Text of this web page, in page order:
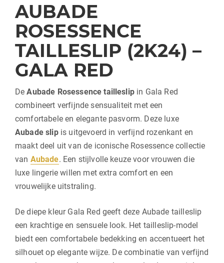
AUBADE
ROSESSENCE
TAILLESLIP (2K24) –
GALA RED
DeAubade Rosessence tailleslipin Gala Red
combineert verfijnde sensualiteit met een
comfortabele en elegante pasvorm. Deze luxe
Aubade slipis uitgevoerd in verfijnd rozenkant en
maakt deel uit van de iconische Rosessence collectie
van Aubade. Een stijlvolle keuze voor vrouwen die
luxe lingerie willen met extra comfort en een
vrouwelijke uitstraling.
De diepe kleur Gala Red geeft deze Aubade tailleslip
een krachtige en sensuele look. Het tailleslip-model
biedt een comfortabele bedekking en accentueert het
silhouet op elegante wijze. De combinatie van verfijnd